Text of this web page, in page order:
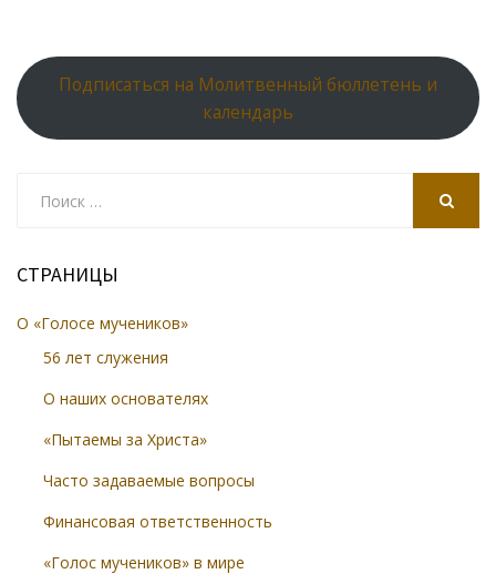
Подписаться на Молитвенный бюллетень и
календарь
СТРАНИЦЫ
О «Голосе мучеников»
56 лет служения
О наших основателях
«Пытаемы за Христа»
Часто задаваемые вопросы
Финансовая ответственность
«Голос мучеников» в мире